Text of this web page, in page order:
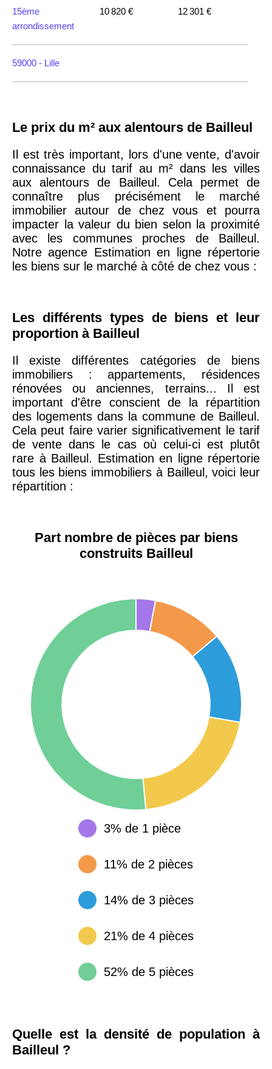
15ème
arrondissement
10 820 € 12 301 €
59000 - Lille
75018 -
18ème
arrondissement
10 114 € 11 322 €
75020 -Paris
20ème
arrondissement
9 623 € 11 141 €
75019 -Paris
51100 -Reims 3 036 €
75013 -Paris
13ème
arrondissement
10 073 € 11 085 €
76600 - Le Havre 2 455 € 2 453 €
42000 -Saint-
Étienne
17ème
11 454 € 12 687 €
arrondissement
12 145 € 15 155 €
83000 - 4 284 €
38000 - Grenoble
Le prix du m² aux alentours de Bailleul
Il est très important, lors d'une vente, d'avoir
connaissance du tarif au m² dans les villes
aux alentours de Bailleul. Cela permet de
connaître plus précisément le marché
immobilier autour de chez vous et pourra
impacter la valeur du bien selon la proximité
avec les communes proches de Bailleul.
Notre agence Estimation en ligne répertorie
les biens sur le marché à côté de chez vous :
Les différents types de biens et leur
proportion à Bailleul
Il existe différentes catégories de biens
immobiliers : appartements, résidences
rénovées ou anciennes, terrains... Il est
important d'être conscient de la répartition
des logements dans la commune de Bailleul.
Cela peut faire varier significativement le tarif
de vente dans le cas où celui-ci est plutôt
rare à Bailleul. Estimation en ligne répertorie
tous les biens immobiliers à Bailleul, voici leur
répartition :
Part nombre de pièces par biens
construits Bailleul
3% de 1 pièce
11% de 2 pièces
14% de 3 pièces
21% de 4 pièces
52% de 5 pièces
Quelle est la densité de population à
Bailleul ?